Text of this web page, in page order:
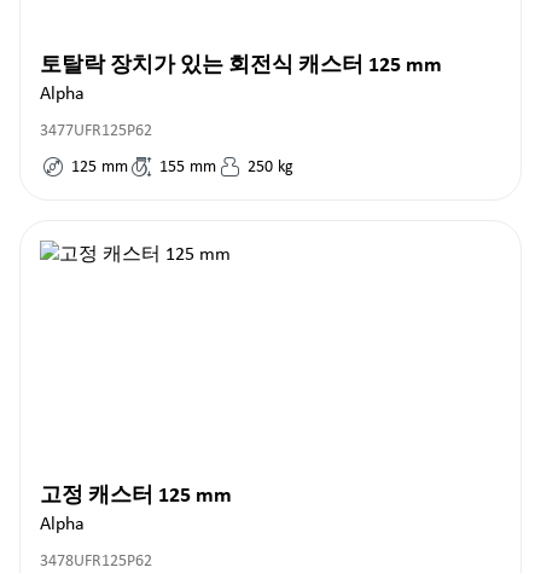
토탈락 장치가 있는 회전식 캐스터 125 mm
Alpha
3477UFR125P62
125 mm 155 mm 250 kg
고정 캐스터 125 mm
Alpha
3478UFR125P62